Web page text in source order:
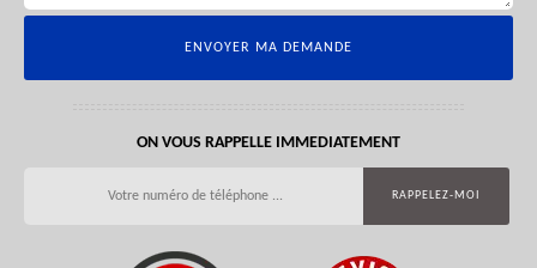
ON VOUS RAPPELLE IMMEDIATEMENT